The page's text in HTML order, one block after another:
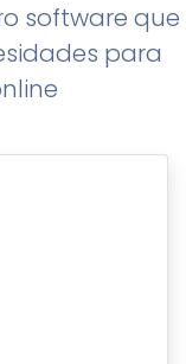
software que
para